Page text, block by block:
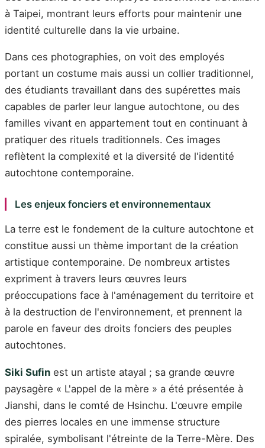
à Taipei, montrant leurs efforts pour maintenir une
identité culturelle dans la vie urbaine.
Dans ces photographies, on voit des employés
portant un costume mais aussi un collier traditionnel,
des étudiants travaillant dans des supérettes mais
capables de parler leur langue autochtone, ou des
familles vivant en appartement tout en continuant à
pratiquer des rituels traditionnels. Ces images
reflètent la complexité et la diversité de l'identité
autochtone contemporaine.
Les enjeux fonciers et environnementaux
La terre est le fondement de la culture autochtone et
constitue aussi un thème important de la création
artistique contemporaine. De nombreux artistes
expriment à travers leurs œuvres leurs
préoccupations face à l'aménagement du territoire et
à la destruction de l'environnement, et prennent la
parole en faveur des droits fonciers des peuples
autochtones.
Siki Sufin est un artiste atayal ; sa grande œuvre
paysagère « L'appel de la mère » a été présentée à
Jianshi, dans le comté de Hsinchu. L'œuvre empile
des pierres locales en une immense structure
spiralée, symbolisant l'étreinte de la Terre-Mère. Des